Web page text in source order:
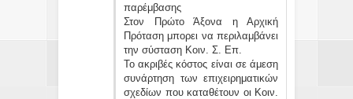
παρέμβασης
Στον Πρώτο Άξονα η Αρχική
Πρόταση μπορει να περιλαμβάνει
την σύσταση Κοιν. Σ. Επ.
Το ακριβές κόστος είναι σε άμεση
συνάρτηση των επιχειρηματικών
σχεδίων που καταθέτουν οι Κοιν.